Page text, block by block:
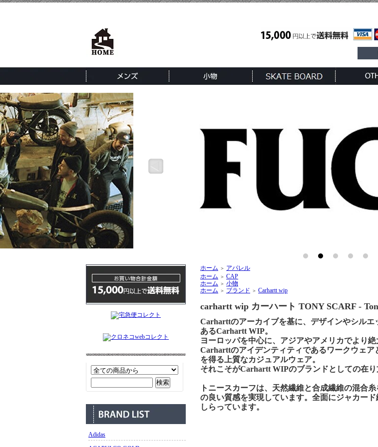
Adidas
ホーム ＞ アパレル
ホーム ＞ CAP
ホーム ＞ 小物
ホーム ＞ ブランド ＞ Carhartt wip
carhartt wip カーハート TONY SCARF -
Carharttのアーカイブを基に、デザインやシル
あるCarhartt WIP。
ヨーロッパを中心に、アジアやアメリカでより絶
Carharttのアイデンティティであるワークウェ
を得る上質なカジュアルウェア。
それこそがCarhartt WIPのブランドとしての在り
トニースカーフは、天然繊維と合成繊維の混合
の良い質感を実現しています。全面にジャカー
しらっています。